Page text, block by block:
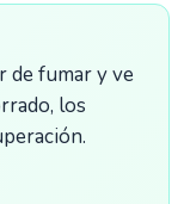
de fumar y ve
los